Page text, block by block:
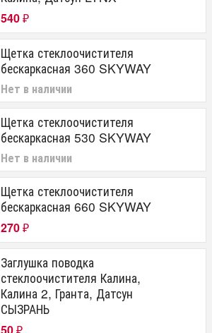
540 ₽
Щетка стеклоочистителя
бескаркасная 360 SKYWAY
Нет в наличии
Щетка стеклоочистителя
бескаркасная 530 SKYWAY
Нет в наличии
Щетка стеклоочистителя
бескаркасная 660 SKYWAY
270 ₽
Заглушка поводка
стеклоочистителя Калина,
Калина 2, Гранта, Датсун
СЫЗРАНЬ
₽